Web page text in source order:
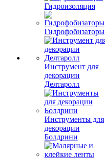
Гидроизоляция
Гидрофобизаторы
Инструмент для
декорации
Делтаролл
Инструменты для
декорации
Болдрини